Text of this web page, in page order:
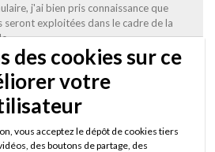
j'ai bien pris connaissance que
seront exploitées dans le cadre de la
des cookies sur ce
votre
vous acceptez le dépôt de cookies tiers
des boutons de partage, des